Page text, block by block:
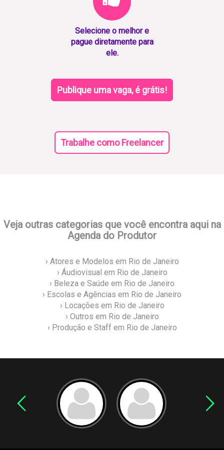
Selecione o melhor e
pague diretamente para
ele.
Publique uma vaga, é grátis!
Trabalhe como Freelancer
Veja outras categorias que você encontra aqui na
Agenda do Produtor
› Atores e Modelos em Rio de Janeiro
› Áudiovisual em Rio de Janeiro
› Beleza e Saúde em Rio de Janeiro
› Escolas e Agências em Rio de Janeiro
› Locações em Rio de Janeiro
› Outros em Rio de Janeiro
› Produção e Staff em Rio de Janeiro